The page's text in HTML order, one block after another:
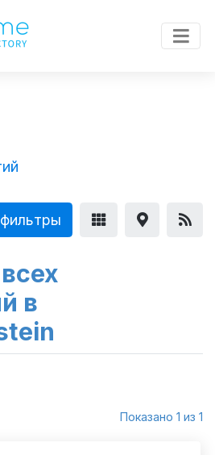
в
Показано 1 из 1